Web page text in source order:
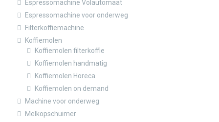
Espressomachine Volautomaat
Espressomachine voor onderweg
Filterkoffiemachine
Koffiemolen
Koffiemolen filterkoffie
Koffiemolen handmatig
Koffiemolen Horeca
Koffiemolen on demand
Machine voor onderweg
Melkopschuimer